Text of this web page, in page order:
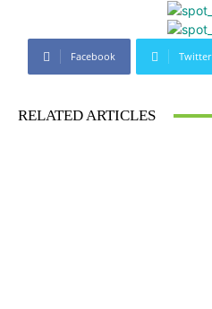
Facebook Twitter
RELATED ARTICLES